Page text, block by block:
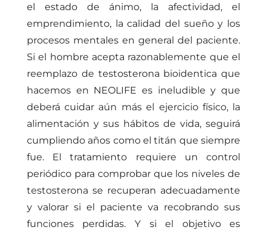
el estado de ánimo, la afectividad, el
emprendimiento, la calidad del sueño y los
procesos mentales en general del paciente.
Si el hombre acepta razonablemente que el
reemplazo de testosterona bioidentica que
hacemos en NEOLIFE es ineludible y que
deberá cuidar aún más el ejercicio físico, la
alimentación y sus hábitos de vida, seguirá
cumpliendo años como el titán que siempre
fue. El tratamiento requiere un control
periódico para comprobar que los niveles de
testosterona se recuperan adecuadamente
y valorar si el paciente va recobrando sus
funciones perdidas. Y si el objetivo es